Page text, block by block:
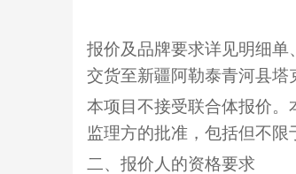
报价及品牌要求详见明细单
交货至新疆阿勒泰青河县塔
本项目不接受联合体报价。
监理方的批准，包括但不限
二、报价人的资格要求